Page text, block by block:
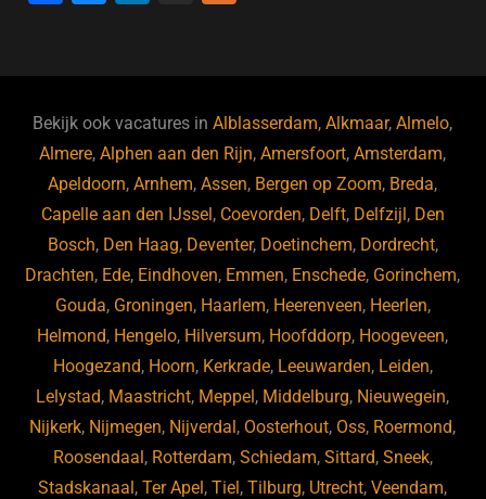
b
o
o
k
ky dI
n
Bekijk ook vacatures inAlblasserdam,Alkmaar,Almelo,
Almere,Alphen aan den Rijn,Amersfoort,Amsterdam,
Apeldoorn,Arnhem,Assen, Bergen op Zoom, Breda,
Capelle aan den IJssel , Coevorden, Delft, Delfzijl , Den
Bosch, Den Haag, Deventer, Doetinchem, Dordrecht,
Drachten, Ede, Eindhoven, Emmen, Enschede, Gorinchem,
Gouda, Groningen, Haarlem, Heerenveen, Heerlen,
Helmond, Hengelo, Hilversum, Hoofddorp, Hoogeveen,
Hoogezand, Hoorn, Kerkrade, Leeuwarden, Leiden,
Lelystad, Maastricht, Meppel , Middelburg, Nieuwegein,
Nijkerk, Nijmegen, Nijverdal , Oosterhout, Oss, Roermond,
Roosendaal , Rotterdam, Schiedam, Sittard, Sneek,
Stadskanaal ,Ter Apel ,Tiel ,Tilburg, Utrecht,Veendam,